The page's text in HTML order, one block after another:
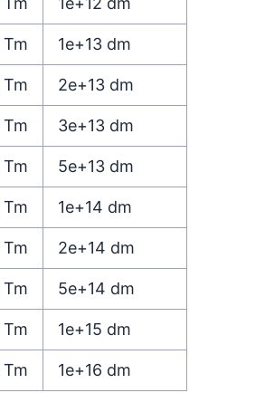
Tm 1e+13 dm
Tm 2e+13 dm
Tm 3e+13 dm
Tm 5e+13 dm
Tm 1e+14 dm
Tm 2e+14 dm
Tm 5e+14 dm
Tm 1e+15 dm
Tm 1e+16 dm